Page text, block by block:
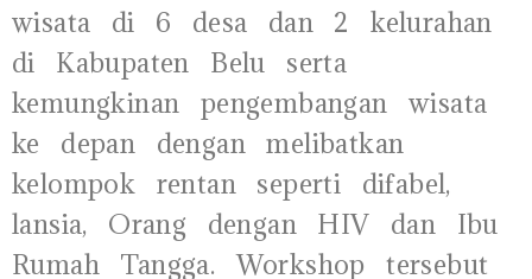
wisata di 6 desa dan 2 kelurahan
di Kabupaten Belu serta
kemungkinan pengembangan wisata
ke depan dengan melibatkan
kelompok rentan seperti difabel,
lansia, Orang dengan HIV dan Ibu
Rumah Tangga. Workshop tersebut